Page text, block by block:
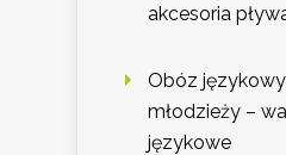
akcesoria
Obóz
młodzieży –
językowe